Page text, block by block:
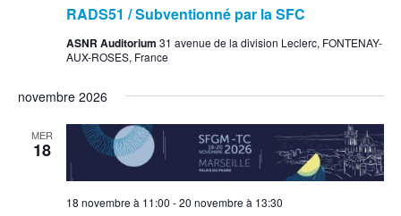
RADS51 / Subventionné par la SFC
ASNR Auditorium 31 avenue de la division Leclerc, FONTENAY-
AUX-ROSES, France
novembre 2026
MER
18
18 novembre à 11:00 -20 novembre à 13:30